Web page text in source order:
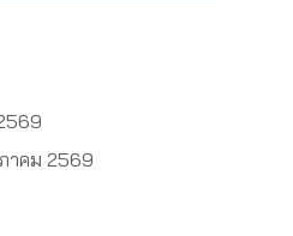
าคม 2569